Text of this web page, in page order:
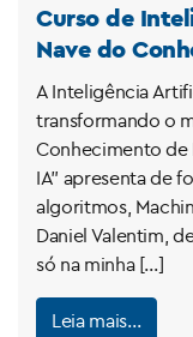
Curso de
Nave do
A Inteligência
transformando o
Conhecimento de
IA” apresenta de
algoritmos,
Daniel Valentim,
só na minha […]
Leia mais…